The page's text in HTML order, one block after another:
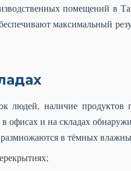
помещений в
максимальный
людей, наличие продуктов
офисах и на складах
в тёмных